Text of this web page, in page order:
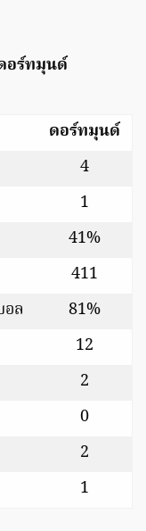
อร์ทมุนด์
ดอร์ทมุนด์
4
1
41%
411
ล
81%
12
2
0
2
1